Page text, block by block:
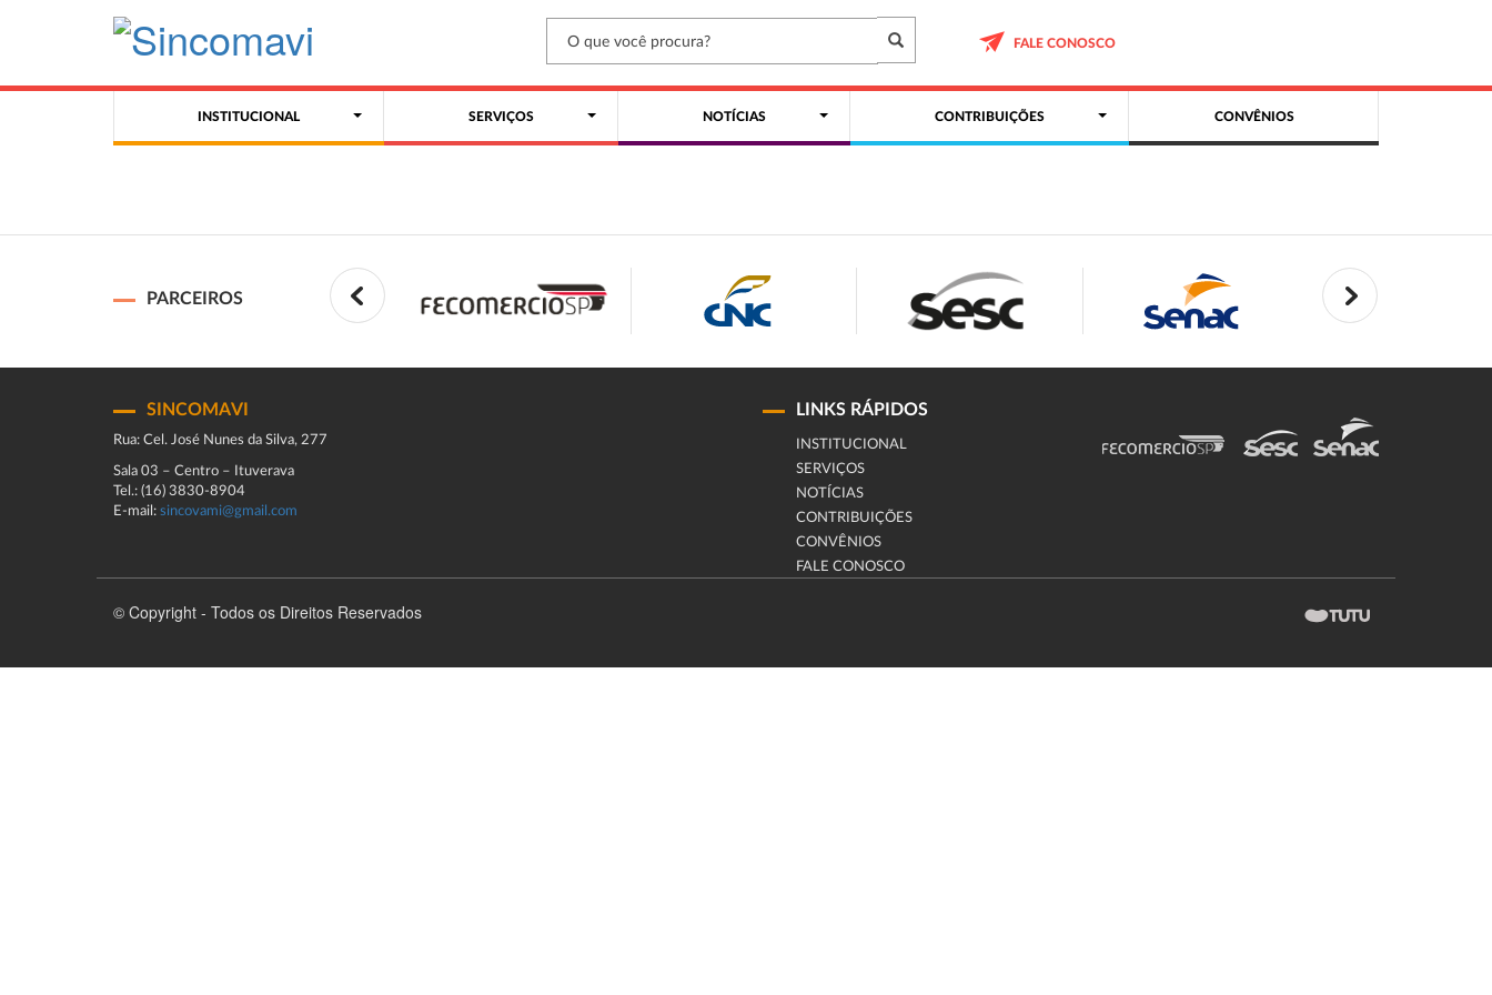
FALE CONOSCO
INSTITUCIONAL SERVIÇOS NOTÍCIAS CONTRIBUIÇÕES CONVÊNIOS
PARCEIROS
SINCOMAVI
Rua: Cel. José Nunes da Silva, 277
Sala 03 – Centro – Ituverava
Tel.: (16) 3830-8904
E-mail: sincovami@gmail.com
LINKS RÁPIDOS
INSTITUCIONAL
SERVIÇOS
NOTÍCIAS
CONTRIBUIÇÕES
CONVÊNIOS
FALE CONOSCO
© Copyright - Todos os Direitos Reservados